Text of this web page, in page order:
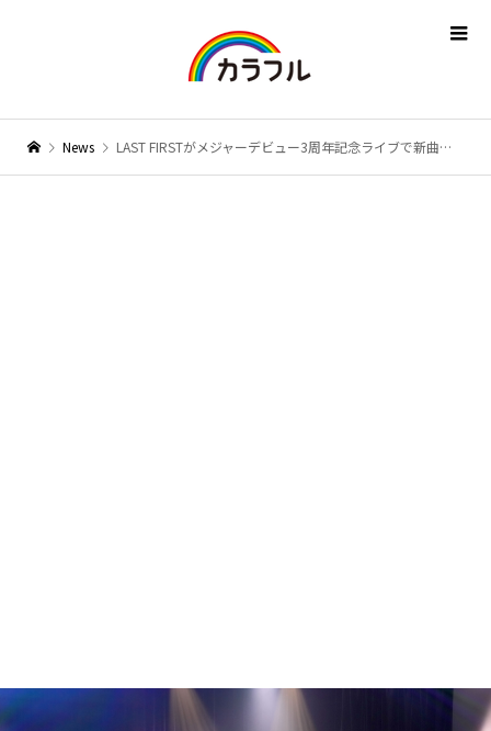
News LAST FIRSTがメジャーデビュー3周年記念ライブで新曲「少年」など13曲を熱唱！「毎年毎年ステップアップしていく姿を見ていただきたい」